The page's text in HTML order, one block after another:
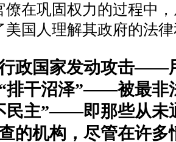
僚在巩固权力的过程中
美国人理解其政府的法
政国家发动攻击——
排干沼泽”——被最非
民主”——即那些从未
的机构，尽管在许多